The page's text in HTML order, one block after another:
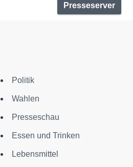
Presseserver
Politik
Wahlen
Presseschau
Essen und Trinken
Lebensmittel